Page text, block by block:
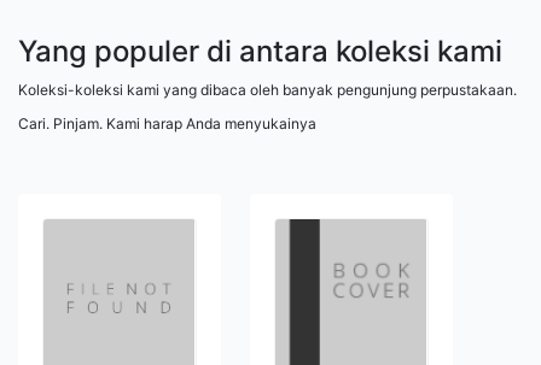
Yang populer di antara koleksi kami
Koleksi-koleksi kami yang dibaca oleh banyak pengunjung perpustakaan.
Cari. Pinjam. Kami harap Anda menyukainya